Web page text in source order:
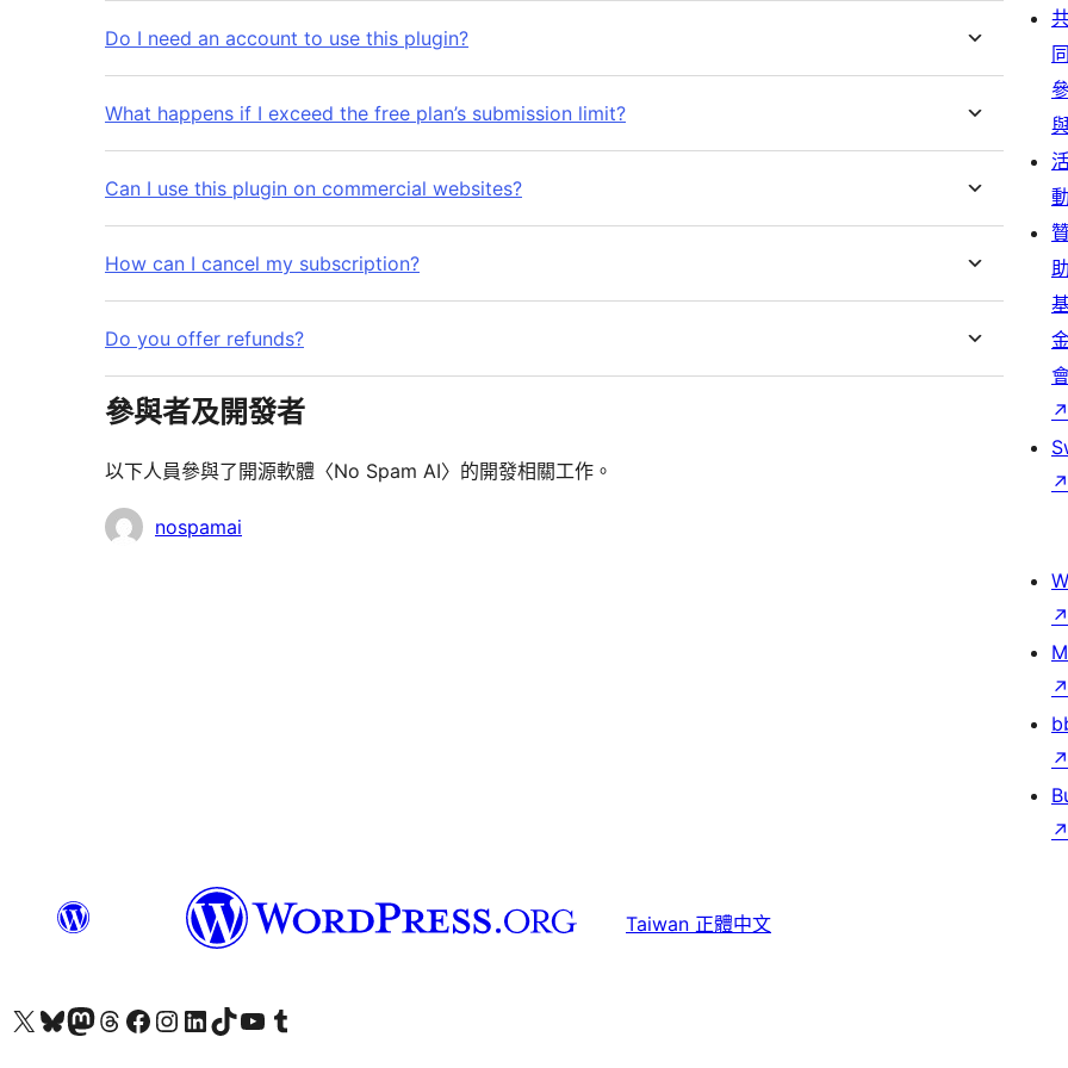
Do I need an account to use this plugin?
What happens if I exceed the free plan’s submission limit?
Can I use this plugin on commercial websites?
How can I cancel my subscription?
Do you offer refunds?
參與者及開發者
以下人員參與了開源軟體〈No Spam AI〉的開發相關工作。
參
nospamai
同
動
助
↗
↗
↗
↗
↗
↗
Taiwan 正體中文
查看我們的 X (之前的 Twitter) 帳號造訪我們的 Bluesky 帳號造訪我們的 Mastodon 帳號造訪我們的 Threads 帳號 造訪我們的 Facebook 粉絲專頁Visit our Instagram account
Visit our LinkedIn account
造訪我們的 TikTok 帳號Visit our YouTube channel
造訪我們的 Tumblr 帳號